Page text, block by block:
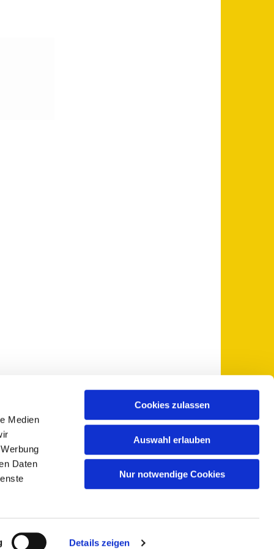
Medien
Daten
Details zeigen
Cookies zulassen
Auswahl erlauben
Nur notwendige Cookies
0 pfarramt@sankt-otto.de